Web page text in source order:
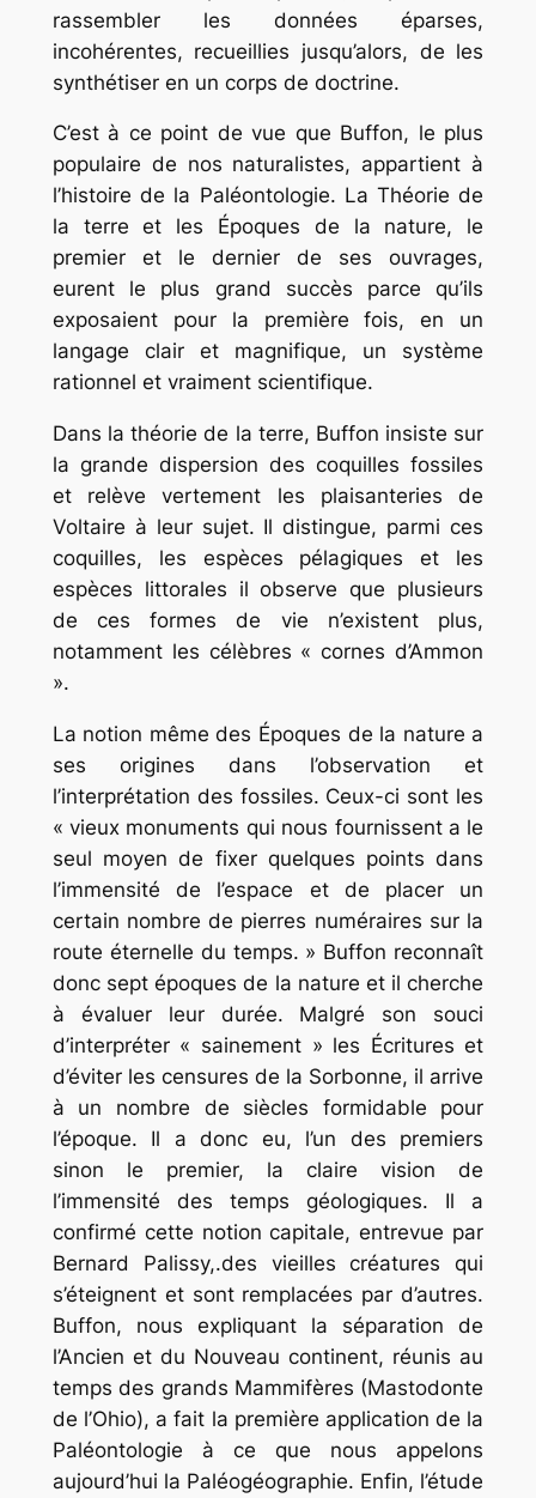
rassembler les données éparses,
incohérentes, recueillies jusqu’alors, de les
synthétiser en un corps de doctrine.
C’est à ce point de vue que Buffon, le plus
populaire de nos naturalistes, appartient à
l’histoire de la Paléontologie. La Théorie de
la terre et les Époques de la nature, le
premier et le dernier de ses ouvrages,
eurent le plus grand succès parce qu’ils
exposaient pour la première fois, en un
langage clair et magnifique, un système
rationnel et vraiment scientifique.
Dans la théorie de la terre, Buffon insiste sur
la grande dispersion des coquilles fossiles
et relève vertement les plaisanteries de
Voltaire à leur sujet. Il distingue, parmi ces
coquilles, les espèces pélagiques et les
espèces littorales il observe que plusieurs
de ces formes de vie n’existent plus,
notamment les célèbres « cornes d’Ammon
».
La notion même des Époques de la nature a
ses origines dans l’observation et
l’interprétation des fossiles. Ceux-ci sont les
« vieux monuments qui nous fournissent a le
seul moyen de fixer quelques points dans
l’immensité de l’espace et de placer un
certain nombre de pierres numéraires sur la
route éternelle du temps. » Buffon reconnaît
donc sept époques de la nature et il cherche
à évaluer leur durée. Malgré son souci
d’interpréter « sainement » les Écritures et
d’éviter les censures de la Sorbonne, il arrive
à un nombre de siècles formidable pour
l’époque. Il a donc eu, l’un des premiers
sinon le premier, la claire vision de
l’immensité des temps géologiques. Il a
confirmé cette notion capitale, entrevue par
Bernard Palissy,.des vieilles créatures qui
s’éteignent et sont remplacées par d’autres.
Buffon, nous expliquant la séparation de
l’Ancien et du Nouveau continent, réunis au
temps des grands Mammifères (Mastodonte
de l’Ohio), a fait la première application de la
Paléontologie à ce que nous appelons
aujourd’hui la Paléogéographie. Enfin, l’étude